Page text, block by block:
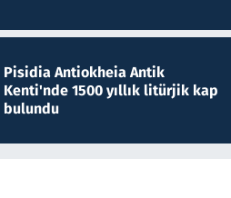
Pisidia Antiokheia Antik
Kenti'nde 1500 yıllık litürjik kap
bulundu